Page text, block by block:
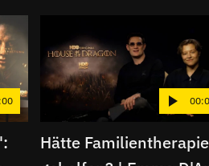
Hätte Familientherapie